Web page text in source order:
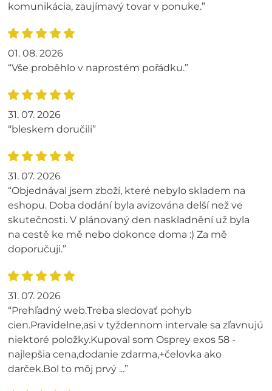
komunikácia, zaujímavý tovar v ponuke.”
01. 08. 2026
“Vše proběhlo v naprostém pořádku.”
31. 07. 2026
“bleskem doručili”
31. 07. 2026
“Objednával jsem zboží, které nebylo skladem na
eshopu. Doba dodání byla avizována delší než ve
skutečnosti. V plánovaný den naskladnění už byla
na cestě ke mě nebo dokonce doma :) Za mě
doporučuji.”
31. 07. 2026
“Prehľadný web.Treba sledovať pohyb
cien.Pravidelne,asi v tyždennom intervale sa zľavnujú
niektoré položky.Kupoval som Osprey exos 58 -
najlepšia cena,dodanie zdarma,+čelovka ako
darček.Bol to môj prvý ...”